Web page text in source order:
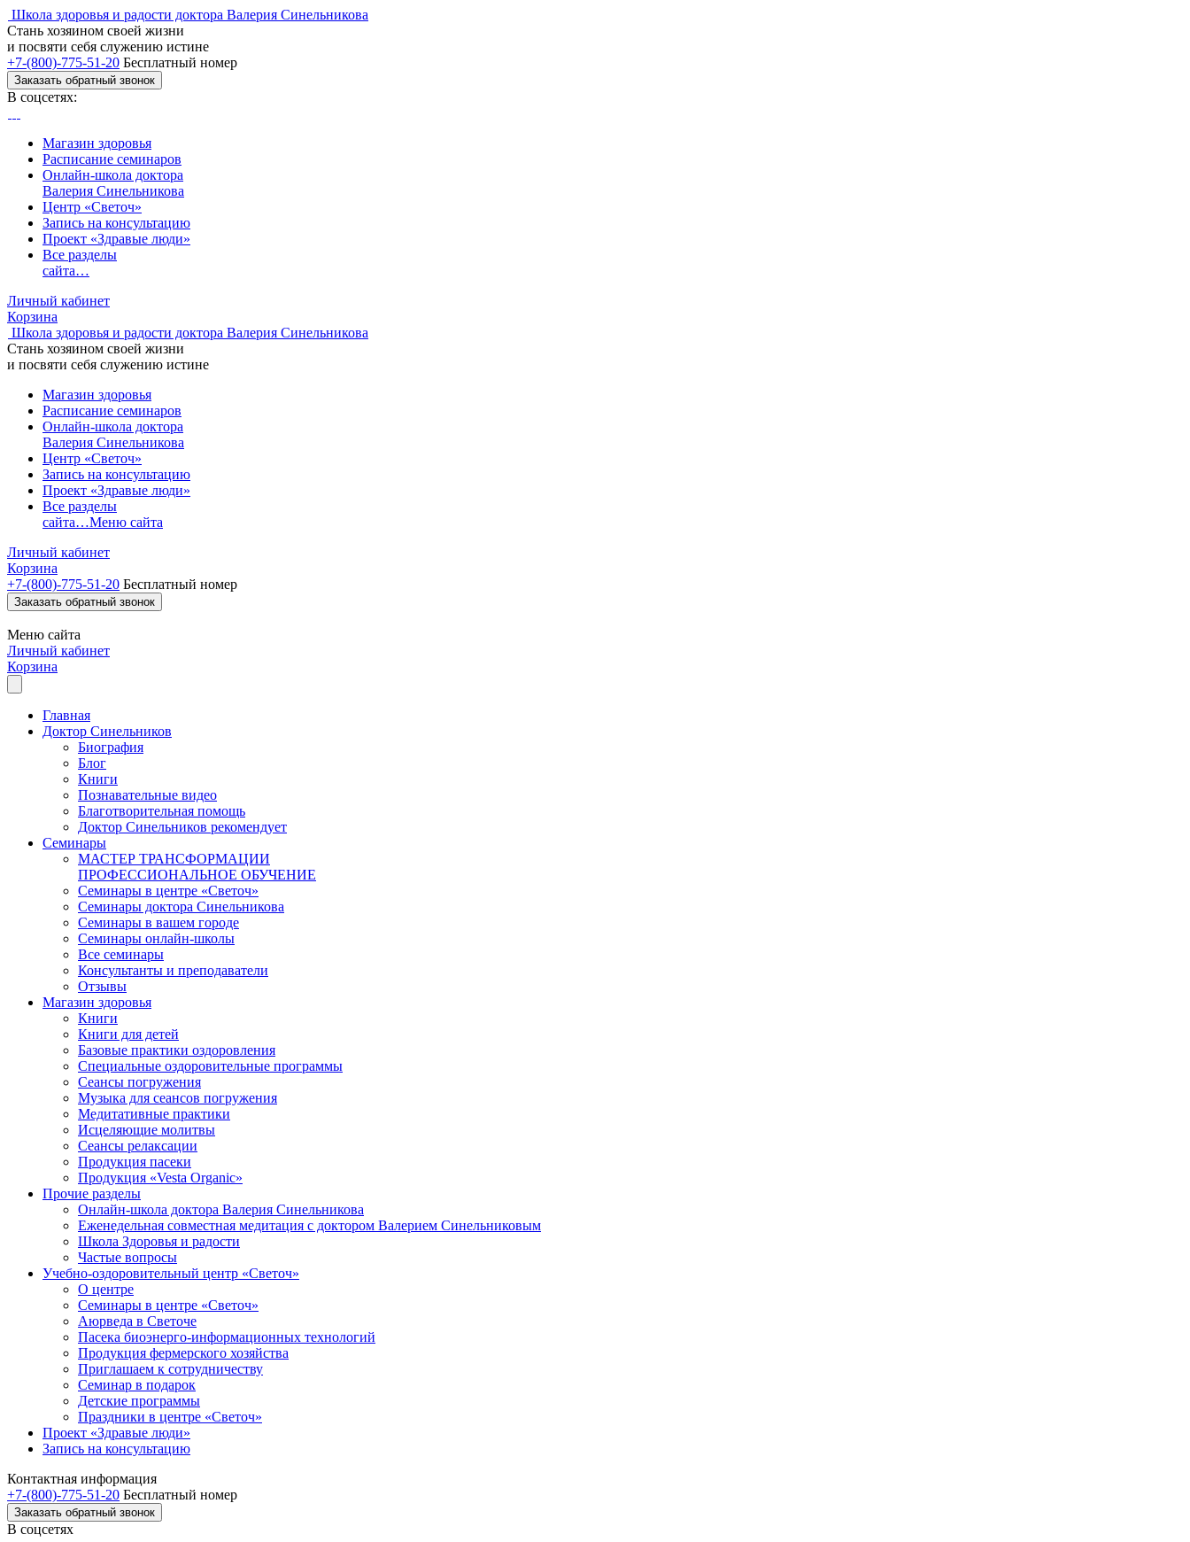
Школа здоровья и радости доктора Валерия Синельникова
Стань хозяином своей жизни
и посвяти себя служению истине
+7-(800)-775-51-20 Бесплатный номер
Заказать обратный звонок
В соцсетях:
Магазин здоровья
Расписание семинаров
Онлайн-школа доктора
Валерия Синельникова
Центр «Светоч»
Запись на консультацию
Проект «Здравые люди»
Все разделы
сайта…
Личный кабинет
Корзина
Школа здоровья и радости доктора Валерия Синельникова
Стань хозяином своей жизни
и посвяти себя служению истине
Магазин здоровья
Расписание семинаров
Онлайн-школа доктора
Валерия Синельникова
Центр «Светоч»
Запись на консультацию
Проект «Здравые люди»
Все разделы
сайта…Меню сайта
Личный кабинет
Корзина
+7-(800)-775-51-20 Бесплатный номер
Заказать обратный звонок
Меню сайта
Личный кабинет
Корзина
Главная
Доктор Синельников
Биография
Блог
Книги
Познавательные видео
Благотворительная помощь
Доктор Синельников рекомендует
Семинары
МАСТЕР ТРАНСФОРМАЦИИ
ПРОФЕССИОНАЛЬНОЕ ОБУЧЕНИЕ
Семинары в центре «Светоч»
Семинары доктора Синельникова
Семинары в вашем городе
Семинары онлайн-школы
Все семинары
Консультанты и преподаватели
Отзывы
Магазин здоровья
Книги
Книги для детей
Базовые практики оздоровления
Специальные оздоровительные программы
Сеансы погружения
Музыка для сеансов погружения
Медитативные практики
Исцеляющие молитвы
Сеансы релаксации
Продукция пасеки
Продукция «Vesta Organic»
Прочие разделы
Онлайн-школа доктора Валерия Синельникова
Еженедельная совместная медитация с доктором Валерием Синельниковым
Школа Здоровья и радости
Частые вопросы
Учебно-оздоровительный центр «Светоч»
О центре
Семинары в центре «Светоч»
Аюрведа в Светоче
Пасека биоэнерго-информационных технологий
Продукция фермерского хозяйства
Приглашаем к сотрудничеству
Семинар в подарок
Детские программы
Праздники в центре «Светоч»
Проект «Здравые люди»
Запись на консультацию
Контактная информация
+7-(800)-775-51-20 Бесплатный номер
Заказать обратный звонок
В соцсетях